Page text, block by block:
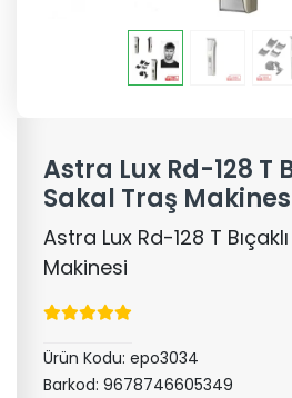
Astra Lux Rd-128 T
Sakal Traş
Astra Lux Rd-128 T
Makinesi
Ürün Kodu: epo3034
Barkod: 9678746605349